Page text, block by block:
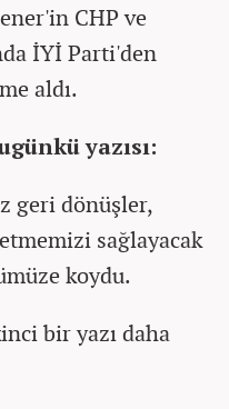
CHP ve
İYİ Parti'den
aldı.
yazısı:
geri dönüşler,
sağlayacak
koydu.
bir yazı daha